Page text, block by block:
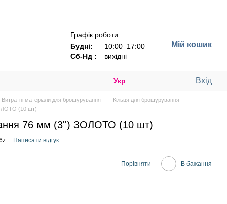
Графік роботи:
Будні:
10:00–17:00
Сб-Нд :
вихідні
Мій кошик
Укр Вхід
Витратні матеріали для брошурування
Кільця для брошурування
(10 шт)
76 мм (3'') ЗОЛОТО (10 шт)
Написати відгук
Порівняти В бажання